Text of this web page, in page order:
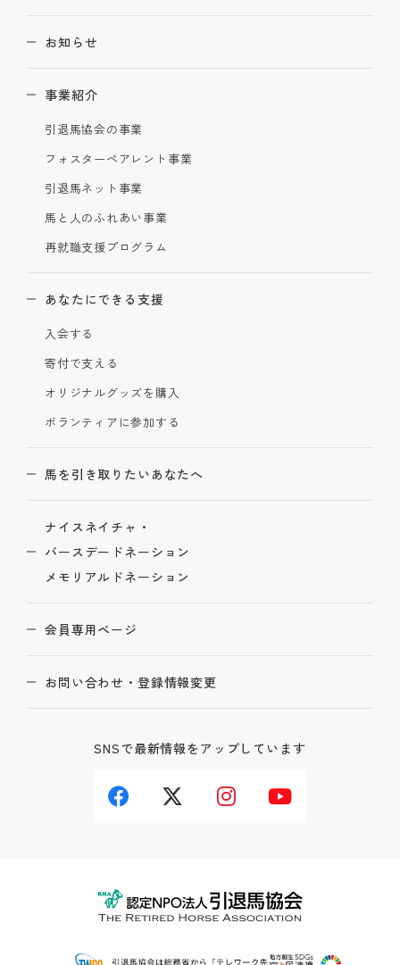
お知らせ
事業紹介
引退馬協会の事業
フォスターペアレント事業
引退馬ネット事業
馬と人のふれあい事業
再就職支援プログラム
あなたにできる支援
入会する
寄付で支える
オリジナルグッズを購入
ボランティアに参加する
馬を引き取りたいあなたへ
ナイスネイチャ・
バースデードネーション
メモリアルドネーション
会員専用ページ
お問い合わせ・登録情報変更
SNSで最新情報をアップしています